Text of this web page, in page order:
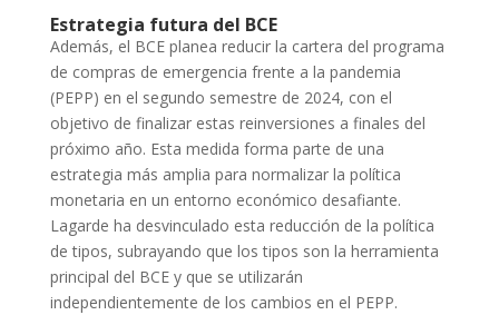
Estrategia futura del BCE
Además, el BCE planea reducir la cartera del programa
de compras de emergencia frente a la pandemia
(PEPP) en el segundo semestre de 2024, con el
objetivo de finalizar estas reinversiones a finales del
próximo año. Esta medida forma parte de una
estrategia más amplia para normalizar la política
monetaria en un entorno económico desafiante.
Lagarde ha desvinculado esta reducción de la política
de tipos, subrayando que los tipos son la herramienta
principal del BCE y que se utilizarán
independientemente de los cambios en el PEPP.